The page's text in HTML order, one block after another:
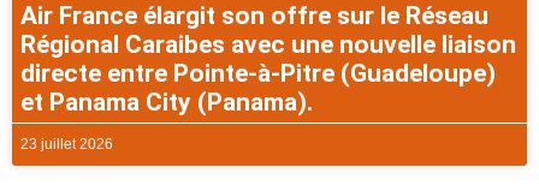
Air France élargit son offre sur le Réseau
Régional Caraibes avec une nouvelle liaison
directe entre Pointe-à-Pitre (Guadeloupe)
et Panama City (Panama).
23 juillet 2026